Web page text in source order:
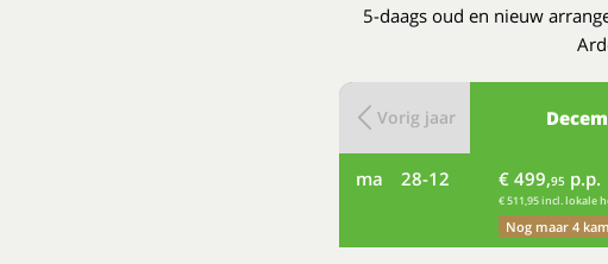
5-daags oud en nieuw
Vorig jaar
ma 28-12 € 499,95 p.p.
€ 511,95 incl. lokale
Nog maar 4